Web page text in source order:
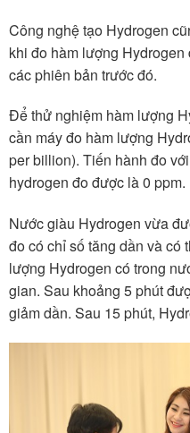
Công nghệ tạo Hydrogen
khi đo hàm lượng
các phiên bản trước đó.
Để thử nghiệm hàm lượng
cần máy đo hàm lượng
per billion). Tiến hành đo
hydrogen đo được là 0 ppm.
Nước giàu Hydrogen vừa
đo có chỉ số tăng dần và có
lượng Hydrogen có trong
gian. Sau khoảng 5 phút
giảm dần. Sau 15 phút,